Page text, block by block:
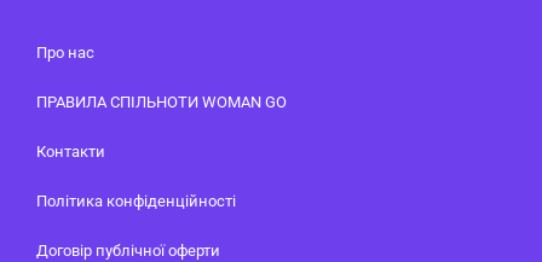
Про нас
ПРАВИЛА СПІЛЬНОТИ WOMAN GO
Контакти
Політика конфіденційності
Договір публічної оферти